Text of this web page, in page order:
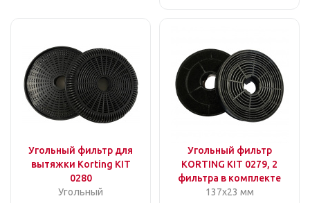
Угольный фильтр для
вытяжки Korting KIT
0280
Угольный
Угольный фильтр
KORTING KIT 0279, 2
фильтра в комплекте
137x23 мм